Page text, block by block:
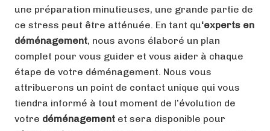
une préparation minutieuses, une grande partie de
ce stress peut être atténuée. En tant qu‘experts en
déménagement, nous avons élaboré un plan
complet pour vous guider et vous aider à chaque
étape de votre déménagement. Nous vous
attribuerons un point de contact unique qui vous
tiendra informé à tout moment de l’évolution de
votre déménagement et sera disponible pour